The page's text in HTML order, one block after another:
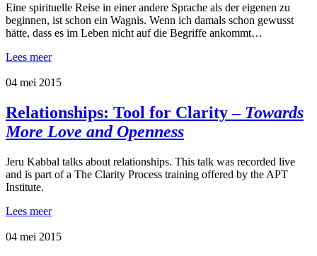
Eine spirituelle Reise in einer andere Sprache als der eigenen zu
beginnen, ist schon ein Wagnis. Wenn ich damals schon gewusst
hätte, dass es im Leben nicht auf die Begriffe ankommt…
Lees meer
04 mei 2015
Relationships: Tool for Clarity – Towards
More Love and Openness
Jeru Kabbal talks about relationships. This talk was recorded live
and is part of a The Clarity Process training offered by the APT
Institute.
Lees meer
04 mei 2015